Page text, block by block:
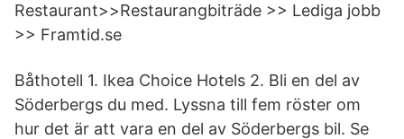
Restaurant>>Restaurangbiträde >> Lediga jobb
>> Framtid.se
Båthotell 1. Ikea Choice Hotels 2. Bli en del av
Söderbergs du med. Lyssna till fem röster om
hur det är att vara en del av Söderbergs bil. Se